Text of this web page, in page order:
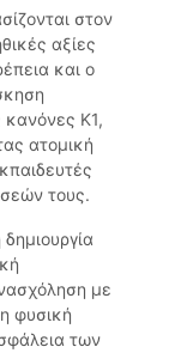
στον
αξίες
και ο
Κ1,
ατομική
τους.
με
φυσική
των